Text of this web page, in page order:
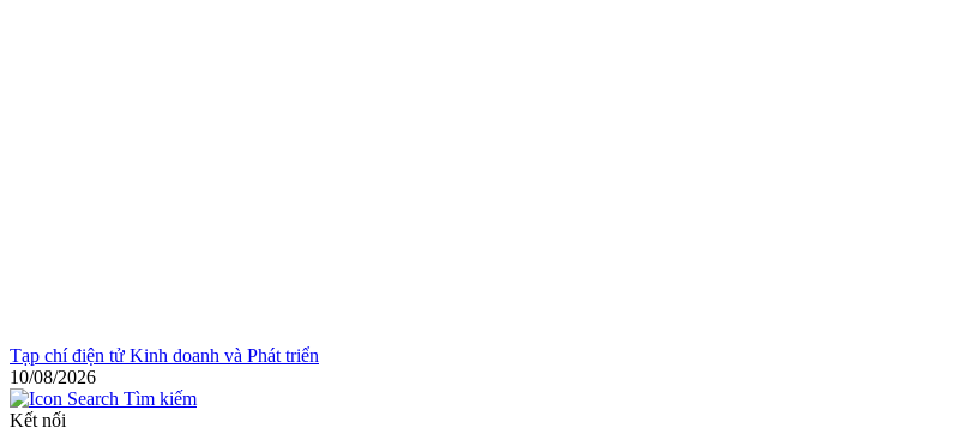
Tạp chí điện tử Kinh doanh và Phát triển
10/08/2026
Tìm kiếm
Kết nối